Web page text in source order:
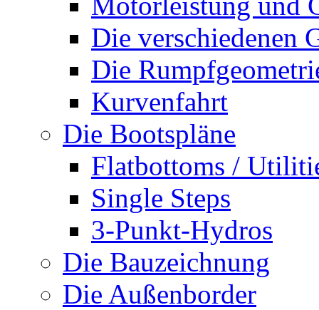
Die verschiedenen
Die
Kurvenfahrt
Die Bootspläne
Flatbottoms /
Single Steps
3-Punkt-Hydros
Die Bauzeichnung
Die Außenborder